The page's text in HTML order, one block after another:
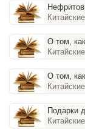
О том,
О том,
Подарки